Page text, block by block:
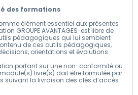
des formations
élément essentiel aux présentes
GROUPE AVANTAGES est libre de
pédagogiques qui lui semblent
de ces outils pédagogiques,
orientations et évolutions.
portant sur une non-conformité ou
livré(s) doit être formulée par
suivant la livraison des clés d’accès